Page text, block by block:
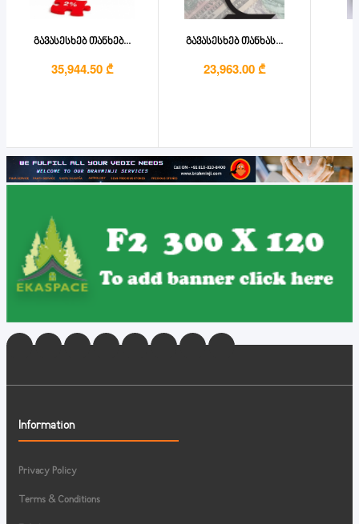
გავასესხებ თანხებ...
35,944.50 ₾
გავასესხებ თანხას...
23,963.00 ₾
Information
Privacy Policy
Terms & Conditions